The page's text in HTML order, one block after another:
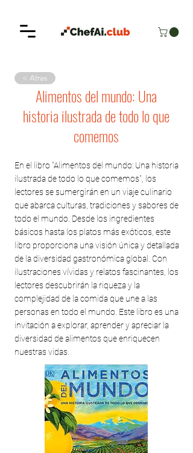
< Atras
Alimentos del mundo: Una
historia ilustrada de todo lo que
comemos
En el libro "Alimentos del mundo: Una historia
ilustrada de todo lo que comemos", los
lectores se sumergirán en un viaje culinario
que abarca culturas, tradiciones y sabores de
todo el mundo. Desde los ingredientes
básicos hasta los platos más exóticos, este
libro proporciona una visión única y detallada
de la diversidad gastronómica global. Con
ilustraciones vívidas y relatos fascinantes, los
lectores descubrirán la riqueza y la
complejidad de la comida que une a las
personas en todo el mundo. Este libro es una
invitación a explorar, aprender y apreciar la
diversidad de alimentos que enriquecen
nuestras vidas.